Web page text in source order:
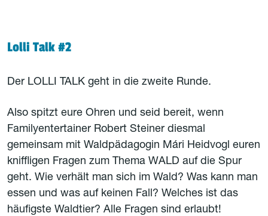
Lolli Talk #2
Der LOLLI TALK geht in die zweite Runde.
Also spitzt eure Ohren und seid bereit, wenn
Familyentertainer Robert Steiner diesmal
gemeinsam mit Waldpädagogin Mári Heidvogl euren
kniffligen Fragen zum Thema WALD auf die Spur
geht. Wie verhält man sich im Wald? Was kann man
essen und was auf keinen Fall? Welches ist das
häufigste Waldtier? Alle Fragen sind erlaubt!